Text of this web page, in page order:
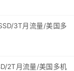
3T月流量/美国多
2T月流量/美国多机